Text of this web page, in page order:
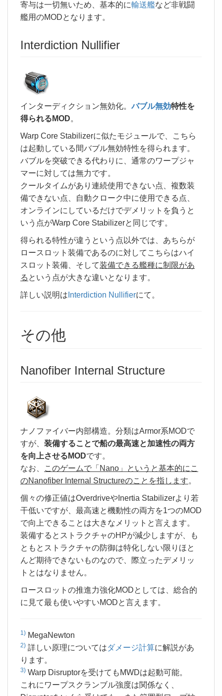
寄与は一切無いため、基本的に輸送艦など非戦闘
艦用のMODとなります。
Interdiction Nullifier
インターディクション無効化。バブル無効特性を
得られるMOD。
Warp Core Stabilizerに似たモジュールで、こちら
は起動している間バブル無効特性を得られます。
バブルを突破できる代わりに、通常のワープジャ
マーに対しては無力です。
クールタイムがあり連続使用できない点、複数装
備できない点、自動クローク中に使用できる点、
オンラインにしているだけでデメリットを負うと
いう点がWarp Core Stabilizerと同じです。
得られる特性が違うという点以外では、あちらが
ロースロット装備であるのに対してこちらはハイ
スロット装備、そして装備できる艦種に制限があ
る という点が大きな違いとなります。
詳しい説明は Interdiction Nullifierにて。
その他
Nanofiber Internal Structure
ナノファイバー内部構造。分類はArmor系MODで
すが、 装備することで船の最高速と加速性の両方
を向上させるMODです。
なお、
このゲームで「Nano」というと基本的にこ
のNanofiber Internal Structureのことを指します。
個々の修正値はOverdriveやInertia Stabilizerより若
干低いですが、最高速と機動性の両方を1つのMOD
で向上できることは大きなメリットと言えます。
装備するとストラクチャのHPが減少しますが、も
ともとストラクチャの防御は特化しない限りほと
んど期待できないものなので、際立ったデメリッ
トとはなりません。
ロースロットの推進力強化MODとしては、総合的
に見て最も使いやすいMODと言えます。
1) MegaNewton
2) 詳しい原理についてはダメージ計算に解説があ
ります。
3) Warp Disruptorを受けてもMWDは起動可能。
これにワープスクランブル強度は関係なく、